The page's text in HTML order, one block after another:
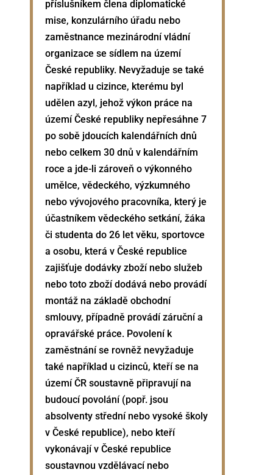
příslušníkem člena diplomatické
mise, konzulárního úřadu nebo
zaměstnance mezinárodní vládní
organizace se sídlem na území
České republiky. Nevyžaduje se také
například u cizince, kterému byl
udělen azyl, jehož výkon práce na
území České republiky nepřesáhne 7
po sobě jdoucích kalendářních dnů
nebo celkem 30 dnů v kalendářním
roce a jde-li zároveň o výkonného
umělce, vědeckého, výzkumného
nebo vývojového pracovníka, který je
účastníkem vědeckého setkání, žáka
či studenta do 26 let věku, sportovce
a osobu, která v České republice
zajišťuje dodávky zboží nebo služeb
nebo toto zboží dodává nebo provádí
montáž na základě obchodní
smlouvy, případně provádí záruční a
opravářské práce. Povolení k
zaměstnání se rovněž nevyžaduje
také například u cizinců, kteří se na
území ČR soustavně připravují na
budoucí povolání (popř. jsou
absolventy střední nebo vysoké školy
v České republice), nebo kteří
vykonávají v České republice
soustavnou vzdělávací nebo